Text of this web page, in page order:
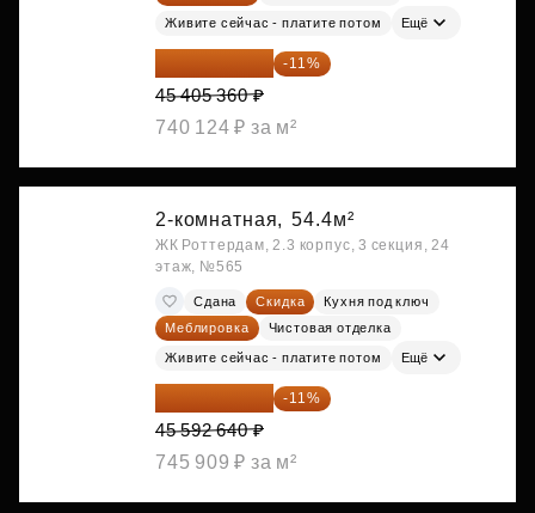
Живите сейчас - платите потом Ещё
40 410 770 ₽ -11%
45 405 360 ₽
740 124 ₽ за м²
2-комнатная, 54.4м²
ЖК Роттердам, 2.3 корпус, 3 секция, 24
этаж, №565
Сдана Скидка
Кухня под ключ
Меблировка
Чистовая отделка
Живите сейчас - платите потом Ещё
40 577 450 ₽ -11%
45 592 640 ₽
745 909 ₽ за м²